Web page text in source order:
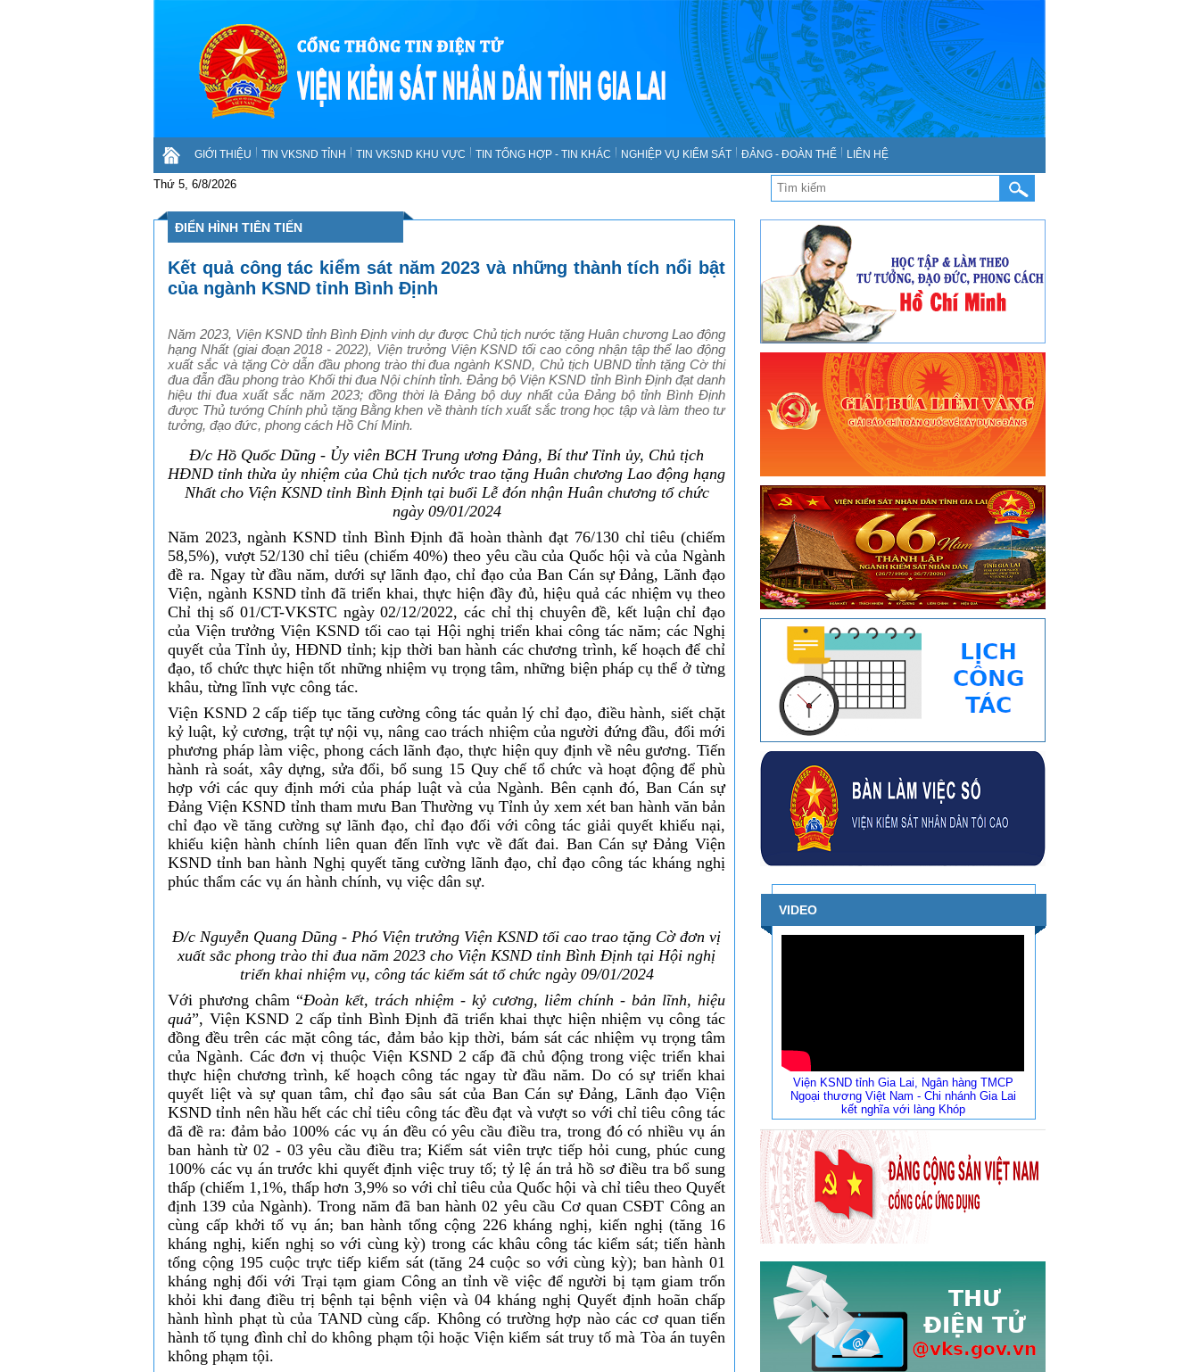
GIỚI THIỆU TIN VKSND TỈNH TIN VKSND KHU VỰC TIN TỔNG HỢP - TIN KHÁC NGHIỆP VỤ KIỂM SÁT ĐẢNG - ĐOÀN THỂ LIÊN HỆ
Thứ 5, 6/8/2026
ĐIỂN HÌNH TIÊN TIẾN
Kết quả công tác kiểm sát năm 2023 và những thành tích nổi bật
của ngành KSND tỉnh Bình Định
Năm 2023, Viện KSND tỉnh Bình Định vinh dự được Chủ tịch nước tặng Huân chương Lao động
hạng Nhất (giai đoạn 2018 - 2022), Viện trưởng Viện KSND tối cao công nhận tập thể lao động
xuất sắc và tặng Cờ dẫn đầu phong trào thi đua ngành KSND, Chủ tịch UBND tỉnh tặng Cờ thi
đua đẫn đầu phong trào Khối thi đua Nội chính tỉnh. Đảng bộ Viện KSND tỉnh Bình Định đạt danh
hiệu thi đua xuất sắc năm 2023; đồng thời là Đảng bộ duy nhất của Đảng bộ tỉnh Bình Định
được Thủ tướng Chính phủ tặng Bằng khen về thành tích xuất sắc trong học tập và làm theo tư
tưởng, đạo đức, phong cách Hồ Chí Minh.
Đ/c Hồ Quốc Dũng - Ủy viên BCH Trung ương Đảng, Bí thư Tỉnh ủy, Chủ tịch
HĐND tỉnh thừa ủy nhiệm của Chủ tịch nước trao tặng Huân chương Lao động hạng
Nhất cho Viện KSND tỉnh Bình Định tại buổi Lễ đón nhận Huân chương tổ chức
ngày 09/01/2024
Năm 2023, ngành KSND tỉnh Bình Định đã hoàn thành đạt 76/130 chỉ tiêu (chiếm
58,5%), vượt 52/130 chỉ tiêu (chiếm 40%) theo yêu cầu của Quốc hội và của Ngành
đề ra. Ngay từ đầu năm, dưới sự lãnh đạo, chỉ đạo của Ban Cán sự Đảng, Lãnh đạo
Viện, ngành KSND tỉnh đã triển khai, thực hiện đầy đủ, hiệu quả các nhiệm vụ theo
Chỉ thị số 01/CT-VKSTC ngày 02/12/2022, các chỉ thị chuyên đề, kết luận chỉ đạo
của Viện trưởng Viện KSND tối cao tại Hội nghị triển khai công tác năm; các Nghị
quyết của Tỉnh ủy, HĐND tỉnh; kịp thời ban hành các chương trình, kế hoạch để chỉ
đạo, tổ chức thực hiện tốt những nhiệm vụ trọng tâm, những biện pháp cụ thể ở từng
khâu, từng lĩnh vực công tác.
Viện KSND 2 cấp tiếp tục tăng cường công tác quản lý chỉ đạo, điều hành, siết chặt
kỷ luật, kỷ cương, trật tự nội vụ, nâng cao trách nhiệm của người đứng đầu, đổi mới
phương pháp làm việc, phong cách lãnh đạo, thực hiện quy định về nêu gương. Tiến
hành rà soát, xây dựng, sửa đổi, bổ sung 15 Quy chế tổ chức và hoạt động để phù
hợp với các quy định mới của pháp luật và của Ngành. Bên cạnh đó, Ban Cán sự
Đảng Viện KSND tỉnh tham mưu Ban Thường vụ Tỉnh ủy xem xét ban hành văn bản
chỉ đạo về tăng cường sự lãnh đạo, chỉ đạo đối với công tác giải quyết khiếu nại,
khiếu kiện hành chính liên quan đến lĩnh vực về đất đai. Ban Cán sự Đảng Viện
KSND tỉnh ban hành Nghị quyết tăng cường lãnh đạo, chỉ đạo công tác kháng nghị
phúc thẩm các vụ án hành chính, vụ việc dân sự.
Đ/c Nguyễn Quang Dũng - Phó Viện trưởng Viện KSND tối cao trao tặng Cờ đơn vị
xuất sắc phong trào thi đua năm 2023 cho Viện KSND tỉnh Bình Định tại Hội nghị
triển khai nhiệm vụ, công tác kiểm sát tổ chức ngày 09/01/2024
Với phương châm “Đoàn kết, trách nhiệm - kỷ cương, liêm chính - bản lĩnh, hiệu
quả”, Viện KSND 2 cấp tỉnh Bình Định đã triển khai thực hiện nhiệm vụ công tác
đồng đều trên các mặt công tác, đảm bảo kịp thời, bám sát các nhiệm vụ trọng tâm
của Ngành. Các đơn vị thuộc Viện KSND 2 cấp đã chủ động trong việc triển khai
thực hiện chương trình, kế hoạch công tác ngay từ đầu năm. Do có sự triển khai
quyết liệt và sự quan tâm, chỉ đạo sâu sát của Ban Cán sự Đảng, Lãnh đạo Viện
KSND tỉnh nên hầu hết các chỉ tiêu công tác đều đạt và vượt so với chỉ tiêu công tác
đã đề ra: đảm bảo 100% các vụ án đều có yêu cầu điều tra, trong đó có nhiều vụ án
ban hành từ 02 - 03 yêu cầu điều tra; Kiểm sát viên trực tiếp hỏi cung, phúc cung
100% các vụ án trước khi quyết định việc truy tố; tỷ lệ án trả hồ sơ điều tra bổ sung
thấp (chiếm 1,1%, thấp hơn 3,9% so với chỉ tiêu của Quốc hội và chỉ tiêu theo Quyết
định 139 của Ngành). Trong năm đã ban hành 02 yêu cầu Cơ quan CSĐT Công an
cùng cấp khởi tố vụ án; ban hành tổng cộng 226 kháng nghị, kiến nghị (tăng 16
kháng nghị, kiến nghị so với cùng kỳ) trong các khâu công tác kiểm sát; tiến hành
tổng cộng 195 cuộc trực tiếp kiểm sát (tăng 24 cuộc so với cùng kỳ); ban hành 01
kháng nghị đối với Trại tạm giam Công an tỉnh về việc để người bị tạm giam trốn
khỏi khi đang điều trị bệnh tại bệnh viện và 04 kháng nghị Quyết định hoãn chấp
hành hình phạt tù của TAND cùng cấp. Không có trường hợp nào các cơ quan tiến
hành tố tụng đình chỉ do không phạm tội hoặc Viện kiểm sát truy tố mà Tòa án tuyên
không phạm tội.
VIDEO
Viện KSND tỉnh Gia Lai, Ngân hàng TMCP
Ngoại thương Việt Nam - Chi nhánh Gia Lai
kết nghĩa với làng Khóp